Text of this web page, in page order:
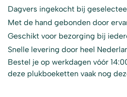
Dagvers ingekocht bij
Met de hand gebonden door
Geschikt voor bezorging bij
Snelle levering door heel
Bestel je op werkdagen vóór
deze plukboeketten vaak nog